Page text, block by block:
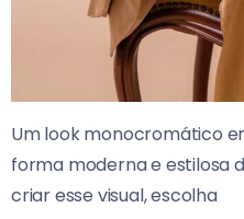
Um look monocromático
forma moderna e estilosa
criar esse visual, escolha